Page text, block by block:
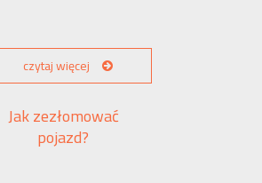
czytaj więcej
Jak zezłomować
pojazd?